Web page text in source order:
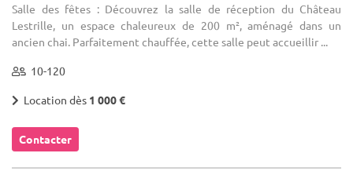
Salle des fêtes : Découvrez la salle de réception du Château
Lestrille, un espace chaleureux de 200 m², aménagé dans un
ancien chai. Parfaitement chauffée, cette salle peut accueillir ...
10-120
Location dès 1 000 €
Contacter